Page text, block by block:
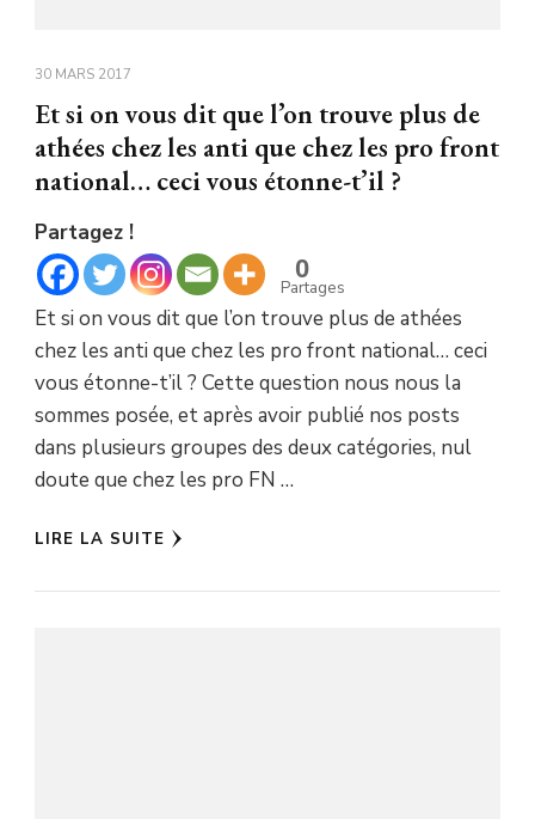
30 MARS 2017
Et si on vous dit que l’on trouve plus de
athées chez les anti que chez les pro front
national… ceci vous étonne-t’il ?
Partagez !
0
Partages
Et si on vous dit que l’on trouve plus de athées
chez les anti que chez les pro front national… ceci
vous étonne-t’il ? Cette question nous nous la
sommes posée, et après avoir publié nos posts
dans plusieurs groupes des deux catégories, nul
doute que chez les pro FN …
LIRE LA SUITE